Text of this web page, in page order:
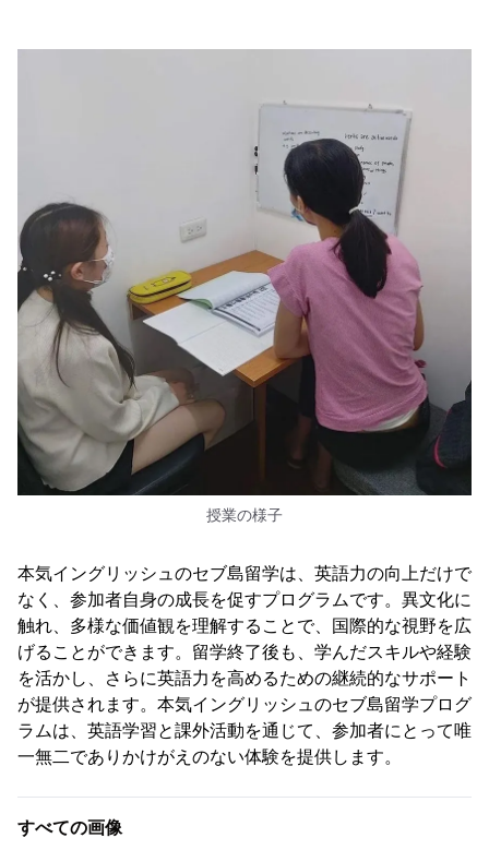
授業の様子
本気イングリッシュのセブ島留学は、英語力の向上だけで
なく、参加者自身の成長を促すプログラムです。異文化に
触れ、多様な価値観を理解することで、国際的な視野を広
げることができます。留学終了後も、学んだスキルや経験
を活かし、さらに英語力を高めるための継続的なサポート
が提供されます。本気イングリッシュのセブ島留学プログ
ラムは、英語学習と課外活動を通じて、参加者にとって唯
一無二でありかけがえのない体験を提供します。
すべての画像